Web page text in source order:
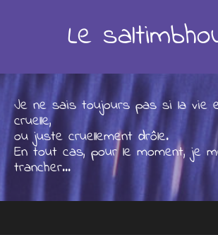
Le
Je ne sais toujours pas si la vie
cruelle,
ou juste cruellement drôle.
En tout cas, pour le moment, je
trancher...